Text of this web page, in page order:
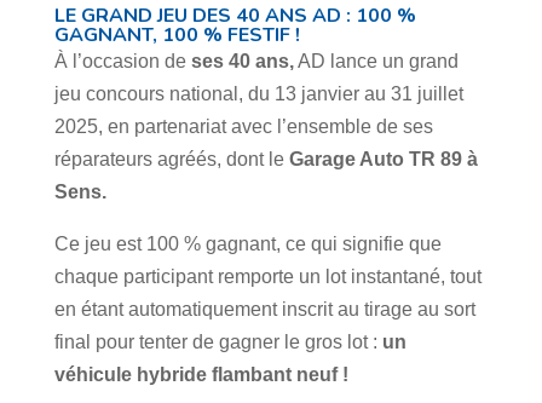
LE GRAND JEU DES 40 ANS AD : 100 %
GAGNANT, 100 % FESTIF !
À l’occasion de ses 40 ans,AD lance un grand
jeu concours national, du 13 janvier au 31 juillet
2025, en partenariat avec l’ensemble de ses
réparateurs agréés, dont le Garage Auto TR 89 à
Sens.
Ce jeu est 100 % gagnant, ce qui signifie que
chaque participant remporte un lot instantané, tout
en étant automatiquement inscrit au tirage au sort
final pour tenter de gagner le gros lot : un
véhicule hybride flambant neuf !